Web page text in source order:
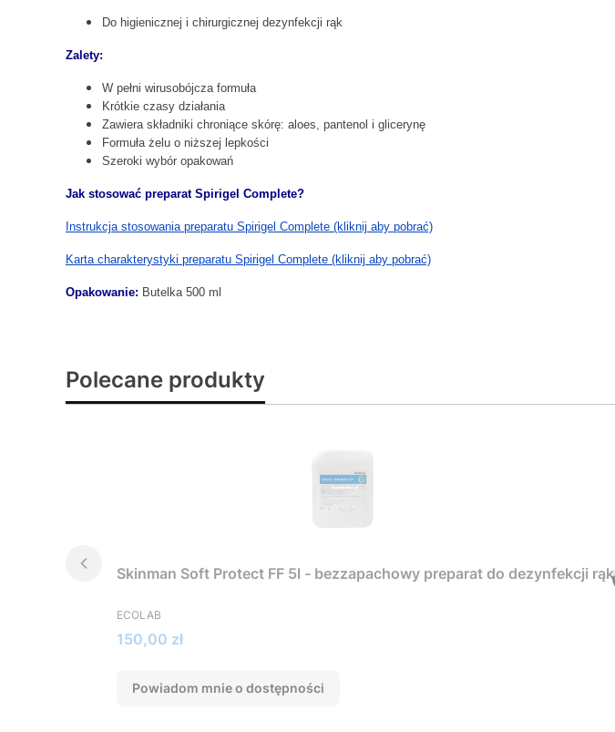
Do higienicznej i chirurgicznej dezynfekcji rąk
Zalety:
W pełni wirusobójcza formuła
Krótkie czasy działania
Zawiera składniki chroniące skórę: aloes, pantenol i glicerynę
Formuła żelu o niższej lepkości
Szeroki wybór opakowań
Jak stosować preparat Spirigel Complete?
Instrukcja stosowania preparatu Spirigel Complete (kliknij aby pobrać)
Karta charakterystyki preparatu Spirigel Complete (kliknij aby pobrać)
Opakowanie: Butelka 500 ml
Polecane produkty
Skinman Soft Protect FF 5l - bezzapachowy preparat do dezynfekcji rąk
PRODUCENT
ECOLAB
Cena
150,00 zł
Powiadom mnie o dostępności